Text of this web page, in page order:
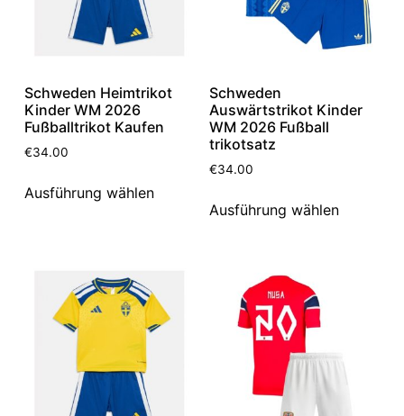
Schweden Heimtrikot
Kinder WM 2026
Fußballtrikot Kaufen
€34.00
Ausführung wählen
Schweden
Auswärtstrikot Kinder
WM 2026 Fußball
trikotsatz
€34.00
Ausführung wählen